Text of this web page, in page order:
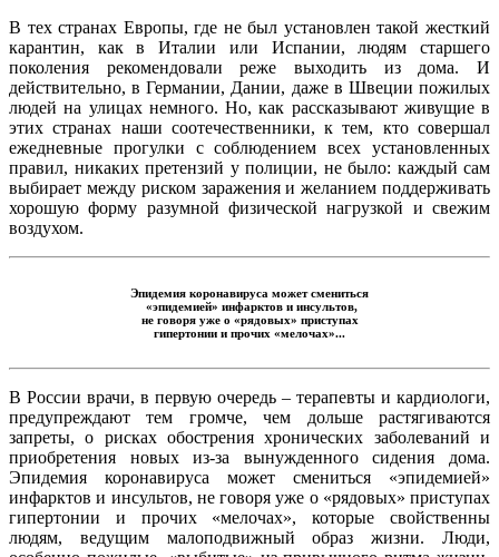
В тех странах Европы, где не был установлен такой жесткий
карантин, как в Италии или Испании, людям старшего
поколения рекомендовали реже выходить из дома. И
действительно, в Германии, Дании, даже в Швеции пожилых
людей на улицах немного. Но, как рассказывают живущие в
этих странах наши соотечественники, к тем, кто совершал
ежедневные прогулки с соблюдением всех установленных
правил, никаких претензий у полиции, не было: каждый сам
выбирает между риском заражения и желанием поддерживать
хорошую форму разумной физической нагрузкой и свежим
воздухом.
Эпидемия коронавируса может смениться
«эпидемией» инфарктов и инсультов,
не говоря уже о «рядовых» приступах
гипертонии и прочих «мелочах»...
В России врачи, в первую очередь – терапевты и кардиологи,
предупреждают тем громче, чем дольше растягиваются
запреты, о рисках обострения хронических заболеваний и
приобретения новых из-за вынужденного сидения дома.
Эпидемия коронавируса может смениться «эпидемией»
инфарктов и инсультов, не говоря уже о «рядовых» приступах
гипертонии и прочих «мелочах», которые свойственны
людям, ведущим малоподвижный образ жизни. Люди,